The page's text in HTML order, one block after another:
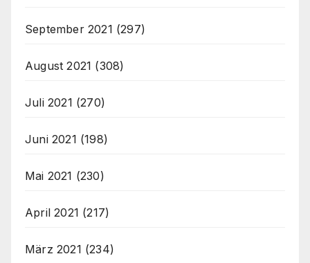
September 2021 (297)
August 2021 (308)
Juli 2021 (270)
Juni 2021 (198)
Mai 2021 (230)
April 2021 (217)
März 2021 (234)